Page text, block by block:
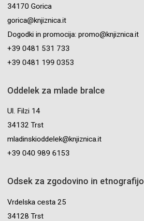
34170 Gorica
gorica@knjiznica.it
Dogodki in promocija: promo@knjiznica.it
+39 0481 531 733
+39 0481 199 0353
Oddelek za mlade bralce
Ul. Filzi 14
34132 Trst
mladinskioddelek@knjiznica.it
+39 040 989 6153
Odsek za zgodovino in etnografijo
Vrdelska cesta 25
34128 Trst